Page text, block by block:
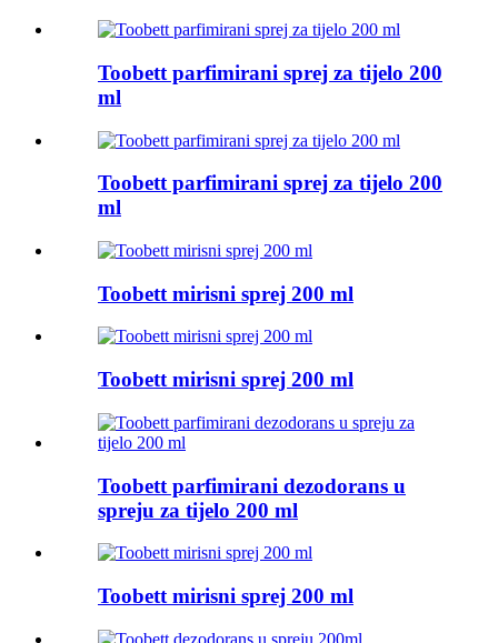
Toobett parfimirani sprej za tijelo 200
ml
Toobett parfimirani sprej za tijelo 200
ml
Toobett mirisni sprej 200 ml
Toobett mirisni sprej 200 ml
Toobett parfimirani dezodorans u
spreju za tijelo 200 ml
Toobett mirisni sprej 200 ml